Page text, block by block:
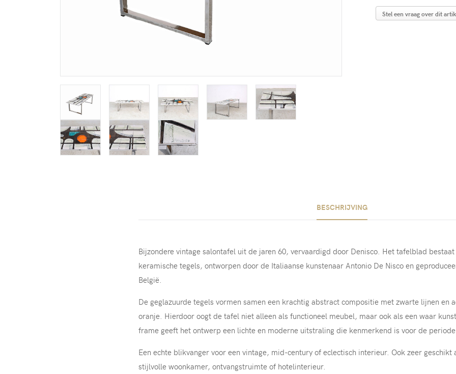
Stel een vraag over dit
BESCHRIJVING
Bijzondere vintage salontafel uit de jaren 60, vervaardigd door Denisco. Het tafelblad
keramische tegels, ontworpen door de Italiaanse kunstenaar Antonio De Nisco en
België.
De geglazuurde tegels vormen samen een krachtig abstract compositie met zwarte lijnen en
oranje. Hierdoor oogt de tafel niet alleen als functioneel meubel, maar ook als een waar
frame geeft het ontwerp een lichte en moderne uitstraling die kenmerkend is voor de periode.
Een echte blikvanger voor een vintage, mid-century of eclectisch interieur. Ook zeer geschikt
stijlvolle woonkamer, ontvangstruimte of hotelinterieur.